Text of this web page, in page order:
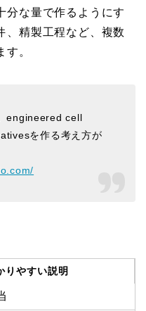
分な量で作るようにす
、精製工程など、複数
。
engineered cell
を作る考え方が
りやすい説明